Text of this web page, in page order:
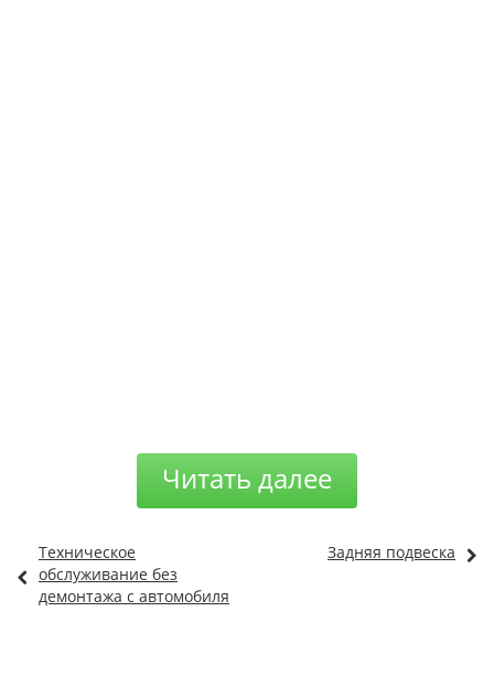
Читать далее
Техническое
обслуживание без
демонтажа с автомобиля
Задняя подвеска